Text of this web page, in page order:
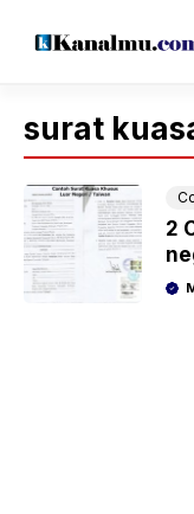
surat
2